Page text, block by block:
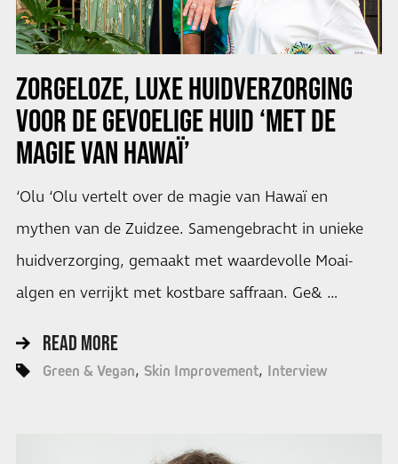
ZORGELOZE, LUXE HUIDVERZORGING
VOOR DE GEVOELIGE HUID ‘MET DE
MAGIE VAN HAWAÏ’
‘Olu ‘Olu vertelt over de magie van Hawaï en
mythen van de Zuidzee. Samengebracht in unieke
huidverzorging, gemaakt met waardevolle Moai-
algen en verrijkt met kostbare saffraan. Ge& …
READ MORE
Green & Vegan Skin Improvement Interview